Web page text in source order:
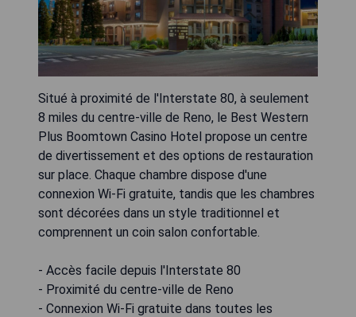
Situé à proximité de l'Interstate 80, à seulement
8 miles du centre-ville de Reno, le Best Western
Plus Boomtown Casino Hotel propose un centre
de divertissement et des options de restauration
sur place. Chaque chambre dispose d'une
connexion Wi-Fi gratuite, tandis que les chambres
sont décorées dans un style traditionnel et
comprennent un coin salon confortable.
- Accès facile depuis l'Interstate 80
- Proximité du centre-ville de Reno
- Connexion Wi-Fi gratuite dans toutes les